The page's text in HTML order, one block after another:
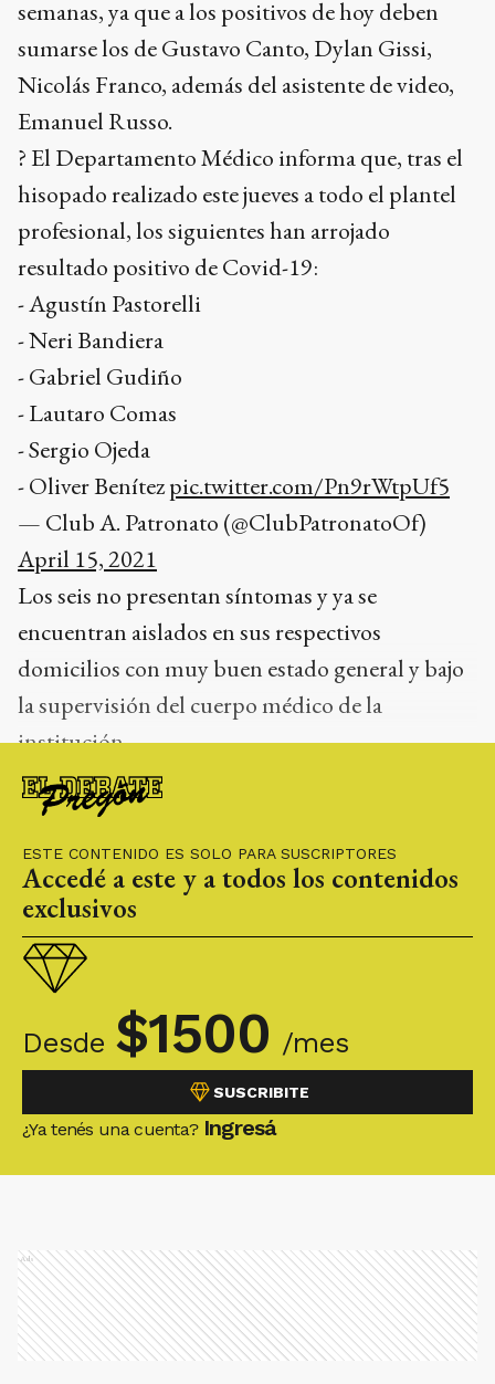
ESTE CONTENIDO ES SOLO PARA SUSCRIPTORES
Accedé a este y a todos los contenidos
exclusivos
Desde $1500 /mes
SUSCRIBITE
¿Ya tenés una cuenta? Ingresá
semanas, ya que a los positivos de hoy deben
sumarse los de Gustavo Canto, Dylan Gissi,
Nicolás Franco, además del asistente de video,
Emanuel Russo.
? El Departamento Médico informa que, tras el
hisopado realizado este jueves a todo el plantel
profesional, los siguientes han arrojado
resultado positivo de Covid-19:
- Agustín Pastorelli
- Neri Bandiera
- Gabriel Gudiño
- Lautaro Comas
- Sergio Ojeda
- Oliver Benítezpic.twitter.com/Pn9rWtpUf5
— Club A. Patronato (@ClubPatronatoOf)
April 15, 2021
Los seis no presentan síntomas y ya se
encuentran aislados en sus respectivos
domicilios con muy buen estado general y bajo
la supervisión del cuerpo médico de la
institución.
— Club A. Patronato (@ClubPatronatoOf)
April 15, 2021
Ads